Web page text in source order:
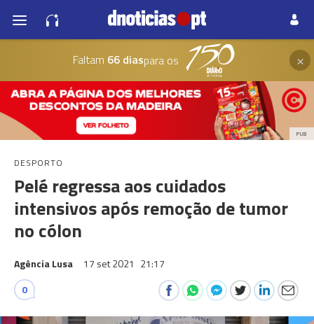
Faltam 66 diaspara os ×
PUB
DESPORTO
Pelé regressa aos cuidados
intensivos após remoção de tumor
no cólon
Agência Lusa 17 set 2021 21:17
0